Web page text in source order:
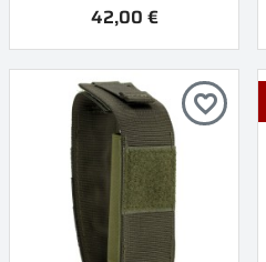
42,00 €
favorite_border